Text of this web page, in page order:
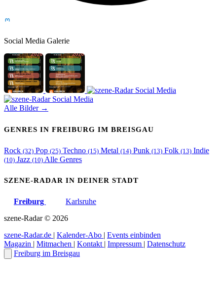
Social Media Galerie
Alle Bilder →
GENRES IN FREIBURG IM BREISGAU
Rock (32) Pop (25) Techno (15) Metal (14) Punk (13) Folk (13) Indie
(10) Jazz (10) Alle Genres
SZENE-RADAR IN DEINER STADT
Freiburg
Karlsruhe
szene-Radar © 2026
szene-Radar.de | Kalender-Abo | Events einbinden
Magazin | Mitmachen | Kontakt | Impressum | Datenschutz
Freiburg im Breisgau